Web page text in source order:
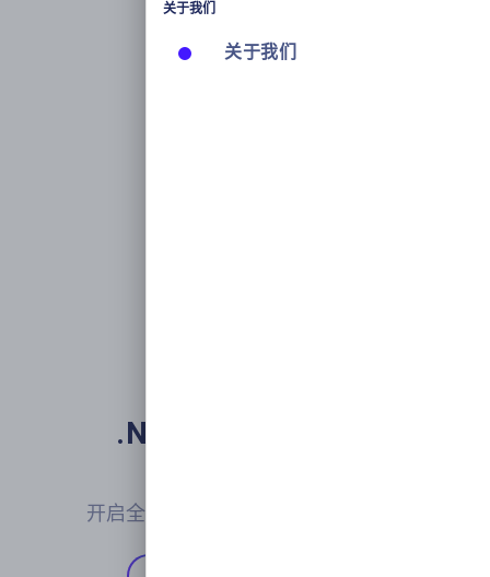
关于我们
关于我们
.NET下一代微服务
开启全新的现代化应用开发交付体验